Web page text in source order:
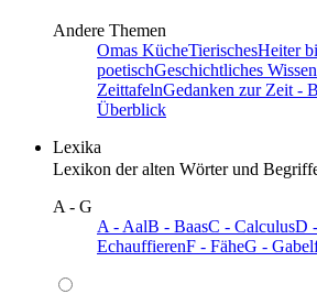
Andere Themen
Omas KücheTierischesHeiter
poetischGeschichtliches Wissen
ZeittafelnGedanken zur Zeit -
Überblick
Lexika
Lexikon der alten Wörter und
A - G
A - AalB - BaasC - CalculusD
EchauffierenF - FäheG -